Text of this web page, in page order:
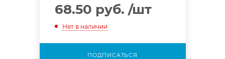
68.50 руб. /шт
Нет в наличии
ПОДПИСАТЬСЯ